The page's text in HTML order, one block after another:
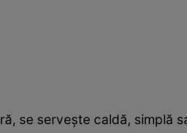
se servește caldă, simplă